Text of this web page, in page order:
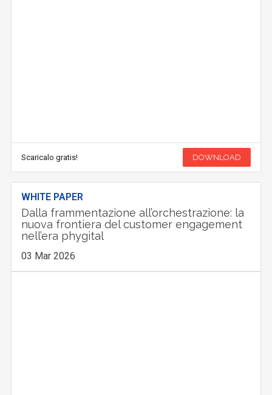
Scaricalo gratis! DOWNLOAD
WHITE PAPER
Dalla frammentazione all’orchestrazione: la
nuova frontiera del customer engagement
nell’era phygital
03 Mar 2026